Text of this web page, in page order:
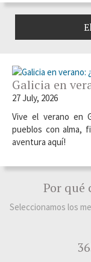
Galicia en
27 July, 2026
Vive el verano en
pueblos con alma,
aventura aquí!
Por qué
Seleccionamos los